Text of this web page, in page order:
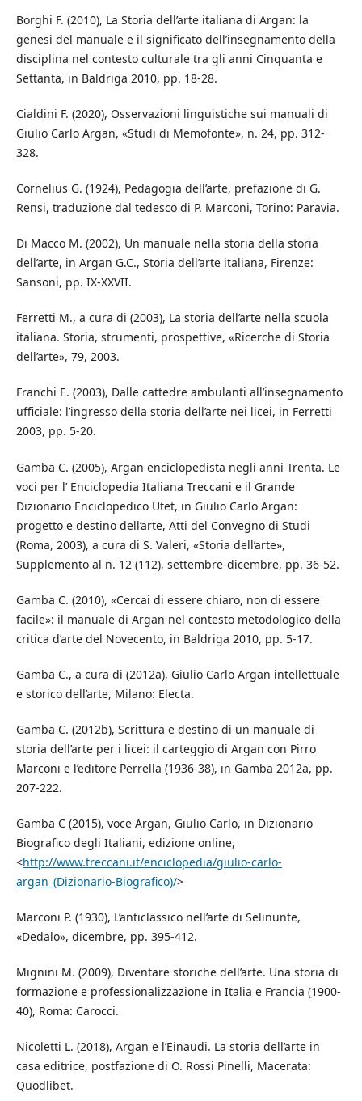
Borghi F. (2010), La Storia dell’arte italiana di Argan: la
genesi del manuale e il significato dell’insegnamento della
disciplina nel contesto culturale tra gli anni Cinquanta e
Settanta, in Baldriga 2010, pp. 18-28.
Cialdini F. (2020), Osservazioni linguistiche sui manuali di
Giulio Carlo Argan, «Studi di Memofonte», n. 24, pp. 312-
328.
Cornelius G. (1924), Pedagogia dell’arte, prefazione di G.
Rensi, traduzione dal tedesco di P. Marconi, Torino: Paravia.
Di Macco M. (2002), Un manuale nella storia della storia
dell’arte, in Argan G.C., Storia dell’arte italiana, Firenze:
Sansoni, pp. IX-XXVII.
Ferretti M., a cura di (2003), La storia dell’arte nella scuola
italiana. Storia, strumenti, prospettive, «Ricerche di Storia
dell’arte», 79, 2003.
Franchi E. (2003), Dalle cattedre ambulanti all’insegnamento
ufficiale: l’ingresso della storia dell’arte nei licei, in Ferretti
2003, pp. 5-20.
Gamba C. (2005), Argan enciclopedista negli anni Trenta. Le
voci per l’ Enciclopedia Italiana Treccani e il Grande
Dizionario Enciclopedico Utet, in Giulio Carlo Argan:
progetto e destino dell’arte, Atti del Convegno di Studi
(Roma, 2003), a cura di S. Valeri, «Storia dell’arte»,
Supplemento al n. 12 (112), settembre-dicembre, pp. 36-52.
Gamba C. (2010), «Cercai di essere chiaro, non di essere
facile»: il manuale di Argan nel contesto metodologico della
critica d’arte del Novecento, in Baldriga 2010, pp. 5-17.
Gamba C., a cura di (2012a), Giulio Carlo Argan intellettuale
e storico dell’arte, Milano: Electa.
Gamba C. (2012b), Scrittura e destino di un manuale di
storia dell’arte per i licei: il carteggio di Argan con Pirro
Marconi e l’editore Perrella (1936-38), in Gamba 2012a, pp.
207-222.
Gamba C (2015), voce Argan, Giulio Carlo, in Dizionario
Biografico degli Italiani, edizione online,
<http://www.treccani.it/enciclopedia/giulio-carlo-
argan_(Dizionario-Biografico)/>
Marconi P. (1930), L’anticlassico nell’arte di Selinunte,
«Dedalo», dicembre, pp. 395-412.
Mignini M. (2009), Diventare storiche dell’arte. Una storia di
formazione e professionalizzazione in Italia e Francia (1900-
40), Roma: Carocci.
Nicoletti L. (2018), Argan e l’Einaudi. La storia dell’arte in
casa editrice, postfazione di O. Rossi Pinelli, Macerata:
Quodlibet.